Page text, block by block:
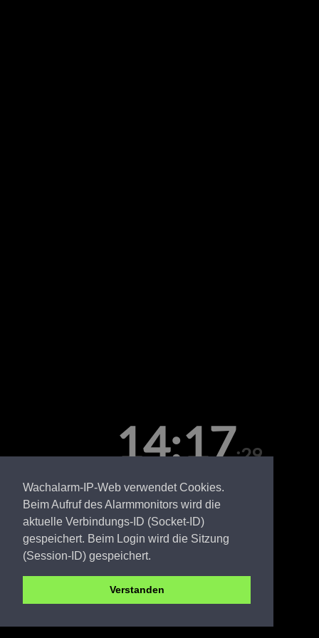
Wachalarm-IP-Web verwendet Cookies.
Beim Aufruf des Alarmmonitors wird die
aktuelle Verbindungs-ID (Socket-ID)
gespeichert. Beim Login wird die Sitzung
(Session-ID) gespeichert.
Verstanden
14:17:29
Sonntag, 09. August
SPN FW Taubendorf